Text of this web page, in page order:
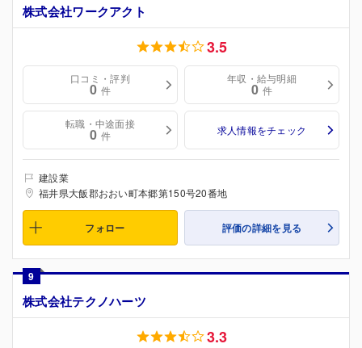
株式会社ワークアクト
3.5
口コミ・評判
0 件
年収・給与明細
0 件
転職・中途面接
0 件 求人情報をチェック
建設業
福井県大飯郡おおい町本郷第150号20番地
フォロー 評価の詳細を見る
9
株式会社テクノハーツ
3.3